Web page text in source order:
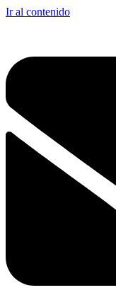
Ir al contenido